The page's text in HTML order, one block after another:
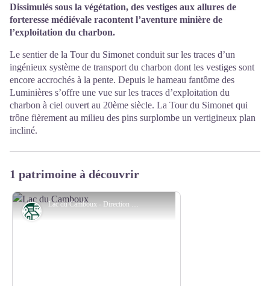
Dissimulés sous la végétation, des vestiges aux allures de
forteresse médiévale racontent l’aventure minière de
l’exploitation du charbon.
Le sentier de la Tour du Simonet conduit sur les traces d’un
ingénieux système de transport du charbon dont les vestiges sont
encore accrochés à la pente. Depuis le hameau fantôme des
Luminières s’offre une vue sur les traces d’exploitation du
charbon à ciel ouvert au 20ème siècle. La Tour du Simonet qui
trône fièrement au milieu des pins surplombe un vertigineux plan
incliné.
1 patrimoine à découvrir
Lac du Camboux - Direction Communication Alès Agglomération-S.brunet
Patrimoine